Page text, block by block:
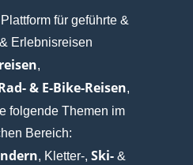
für geführte &
Erlebnisreisen
,
& E-Bike-Reisen,
folgende Themen im
Bereich:
, Kletter-, Ski- &